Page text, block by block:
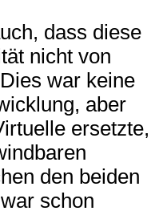
dass diese
nicht von
war keine
aber
ersetzte,
den beiden
schon